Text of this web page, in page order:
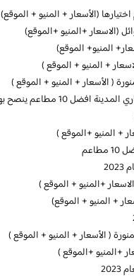
(الأسعار + المنيو + الموقع)
(الاسعار +المنيو +الموقع)
المنيو+ الموقع)
+ المنيو + الموقع )
( الأسعار + المنيو + الموقع )
افضل 10 مطاعم ينصح بها
+ المنيو +الموقع )
+المنيو + الموقع )
+ المنيو + الموقع)
( الأسعار + المنيو + الموقع )
+المنيو +الموقع )